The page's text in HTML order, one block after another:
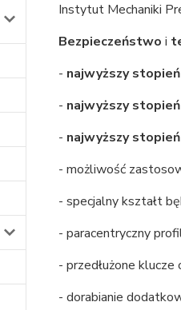
Instytut Mechaniki
Bezpieczeństwo i
- najwyższy
- najwyższy
- najwyższy
- możliwość
- specjalny kształt
- paracentryczny
- przedłużone klucze
- dorabianie